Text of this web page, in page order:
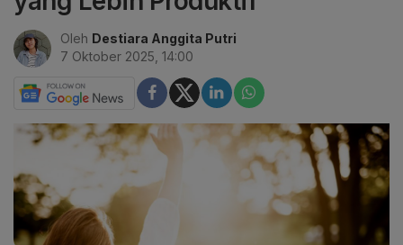
Oleh Destiara Anggita Putri
7 Oktober 2025, 14:00